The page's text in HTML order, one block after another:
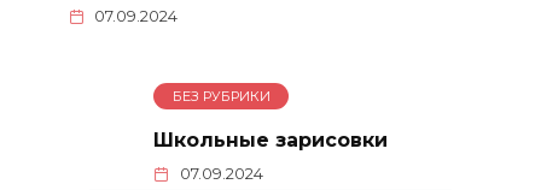
07.09.2024
БЕЗ РУБРИКИ
Школьные зарисовки
07.09.2024